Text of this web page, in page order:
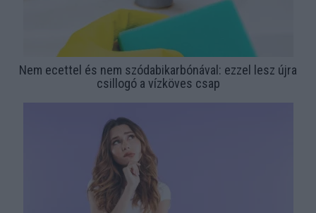
Nem ecettel és nem szódabikarbónával: ezzel lesz újra
csillogó a vízköves csap